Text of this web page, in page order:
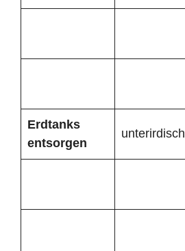
Erdtanks
entsorgen
unterirdisch